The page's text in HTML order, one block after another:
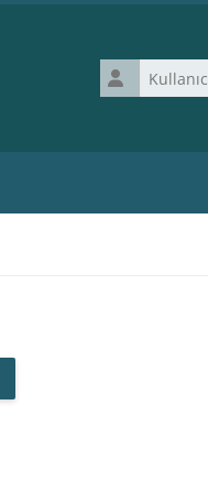
Kullanıcı adı